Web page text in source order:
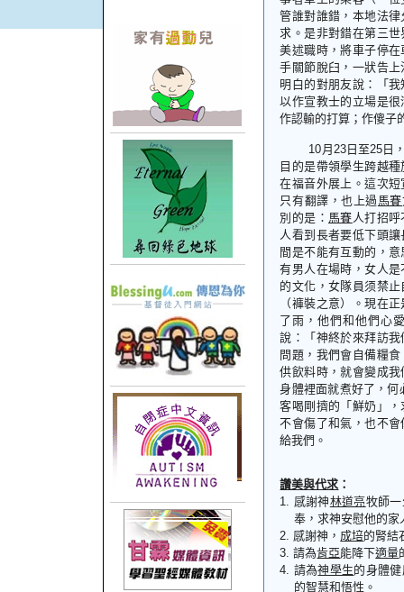
管誰對誰錯，本地法
求。是非對錯在第三
美述職時，將車子停
手關節脫臼，一狀告
明白的對朋友說：「
以作宣教士的立場是
作認輸的打算；作傻子
10月 23日至25日
目的是帶領學生跨越
在福音外展上。這次
只有翻譯，也上過 馬賽
別的是： 馬賽人打招
人看到長者要低下頭
間是不能有互動的，
有男人在場時，女人
的文化，女隊員须禁
（褲裝之意）。現在
了雨，他們和他們心
說：「神終於來拜訪
問題，我們會自備糧食
供飲料時，就會變成
身體裡面就煮好了，何
客喝剛擠的「鮮奶」
不會傷了和氣，也不
給我們。
讚美與代求 ：
1. 感謝神林道亮牧師
奉，求神安慰他的家
2. 感謝神， 成培的腎結
3.請為肯亞能降下適量
4. 請為神學生的身體
的智慧和悟性。